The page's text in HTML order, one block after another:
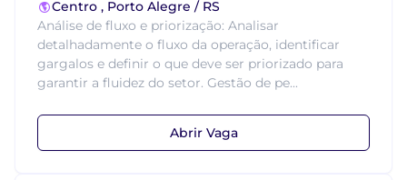
Centro , Porto Alegre / RS
Análise de fluxo e priorização: Analisar
detalhadamente o fluxo da operação, identificar
gargalos e definir o que deve ser priorizado para
garantir a fluidez do setor. Gestão de pe...
Abrir Vaga